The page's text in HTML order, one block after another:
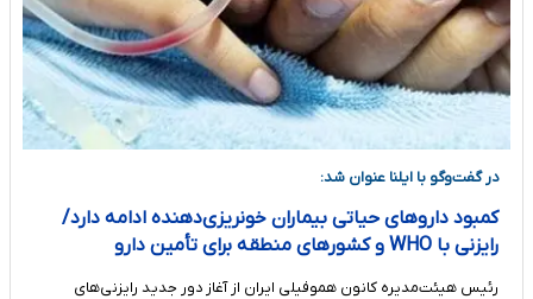
در گفت‌و‌گو با ایلنا عنوان شد:
کمبود داروهای حیاتی بیماران خونریزی‌دهنده ادامه دارد/
رایزنی با WHO و کشورهای منطقه برای تأمین دارو
رئیس هیئت‌مدیره کانون هموفیلی ایران از آغاز دور جدید رایزنی‌های